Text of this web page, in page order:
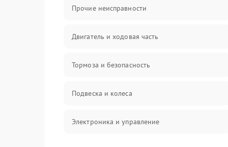
Прочие неисправности
Двигатель и ходовая часть
Тормоза и безопасность
Подвеска и колеса
Электроника и управление